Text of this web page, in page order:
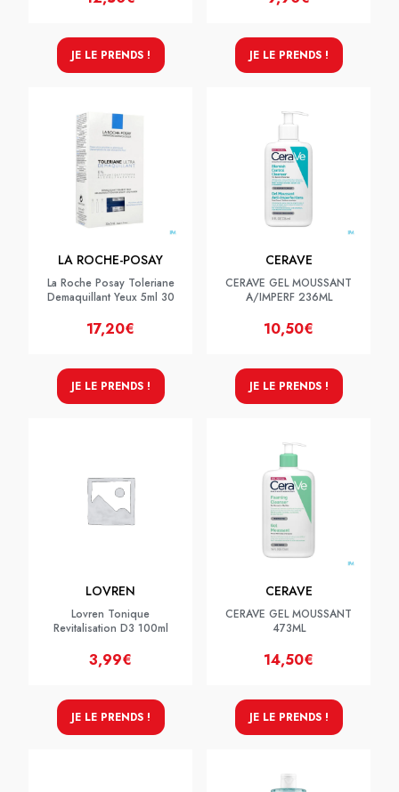
JE LE PRENDS ! JE LE PRENDS !
LA ROCHE-POSAY
La Roche Posay Toleriane
Demaquillant Yeux 5ml 30
17,20€
JE LE PRENDS !
CERAVE
CERAVE GEL MOUSSANT
A/IMPERF 236ML
10,50€
JE LE PRENDS !
LOVREN
Lovren Tonique
Revitalisation D3 100ml
3,99€
JE LE PRENDS !
CERAVE
CERAVE GEL MOUSSANT
473ML
14,50€
JE LE PRENDS !